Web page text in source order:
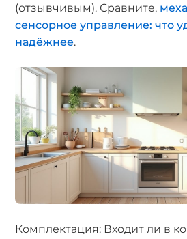
(отзывчивым). Сравните,
сенсорное управление: что
надёжнее.
Комплектация: Входит ли в